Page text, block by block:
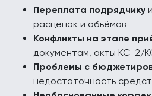
Переплата подрядчику
расценок и объёмов
Конфликты на этапе
документам, акты КС-2/
Проблемы с
недостаточность